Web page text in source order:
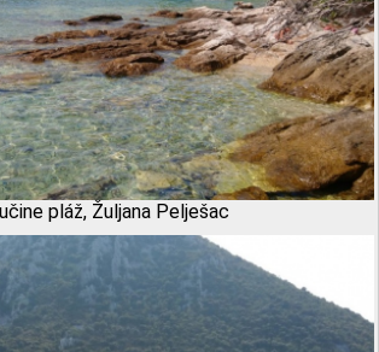
pláž, Žuljana Pelješac